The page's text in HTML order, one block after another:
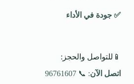
✅ جودة في الأداء
📱للتواصل والحجز:
اتصل الآن: 📞 96761607